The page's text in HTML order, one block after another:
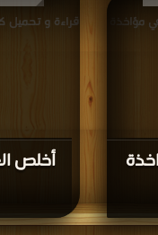
أخلص
قراءة و تحميل
مؤاخذة